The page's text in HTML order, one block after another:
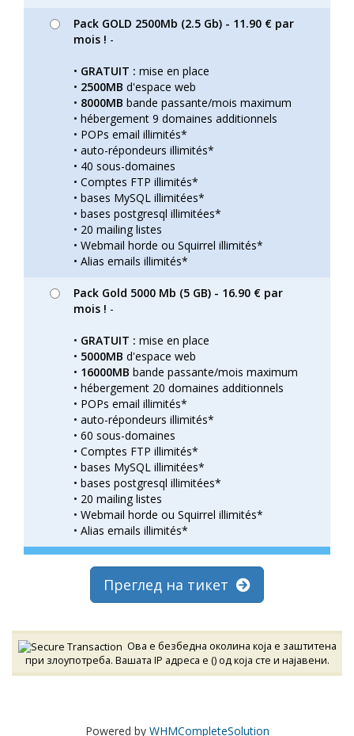
Pack GOLD 2500Mb (2.5 Gb) - 11.90 € par
mois ! -
• GRATUIT : mise en place
• 2500MB d'espace web
• 8000MB bande passante/mois maximum
• hébergement 9 domaines additionnels
• POPs email illimités*
• auto-répondeurs illimités*
• 40 sous-domaines
• Comptes FTP illimités*
• bases MySQL illimitées*
• bases postgresql illimitées*
• 20 mailing listes
• Webmail horde ou Squirrel illimités*
• Alias emails illimités*
Pack Gold 5000 Mb (5 GB) - 16.90 € par
mois ! -
• GRATUIT : mise en place
• 5000MB d'espace web
• 16000MB bande passante/mois maximum
• hébergement 20 domaines additionnels
• POPs email illimités*
• auto-répondeurs illimités*
• 60 sous-domaines
• Comptes FTP illimités*
• bases MySQL illimitées*
• bases postgresql illimitées*
• 20 mailing listes
• Webmail horde ou Squirrel illimités*
• Alias emails illimités*
Преглед на тикет
Ова е безбедна околина која е заштитена
при злоупотреба. Вашата IP адреса е () од која сте и најавени.
Powered by WHMCompleteSolution